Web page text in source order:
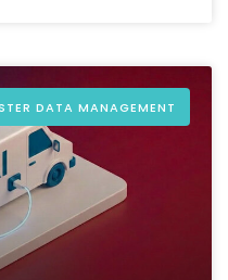
DATA MANAGEMENT